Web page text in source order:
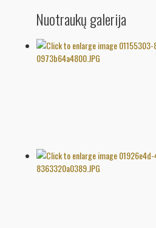
Nuotraukų galerija